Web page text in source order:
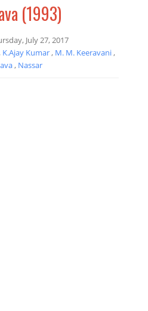
(1993)
July 27, 2017
K.Ajay Kumar, M. M. Keeravani,
, Nassar